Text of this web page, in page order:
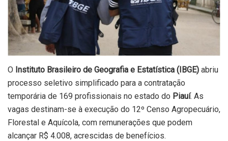
O Instituto Brasileiro de Geografia e Estatística (IBGE) abriu
processo seletivo simplificado para a contratação
temporária de 169 profissionais no estado do Piauí. As
vagas destinam-se à execução do 12º Censo Agropecuário,
Florestal e Aquícola, com remunerações que podem
alcançar R$ 4.008, acrescidas de benefícios.